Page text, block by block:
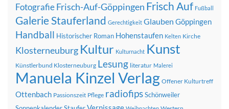
FotografieFrisch-Auf-Göppingen Frisch Auf Fußball
Galerie Stauferland Gerechtigkeit Glauben Göppingen
Handball Historischer Roman Hohenstaufen Kelten Kirche
Klosterneuburg Kultur Kulturnacht Kunst
Künstlerbund Klosterneuburg Lesung literatur Malerei
Manuela Kinzel Verlag Offener Kulturtreff
Ottenbach Passionszeit Pflege radiofipsSchönweiler